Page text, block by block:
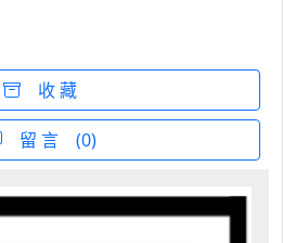
收 藏
留 言 (0)